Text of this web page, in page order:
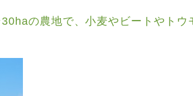
の農地で、小麦やビートやト